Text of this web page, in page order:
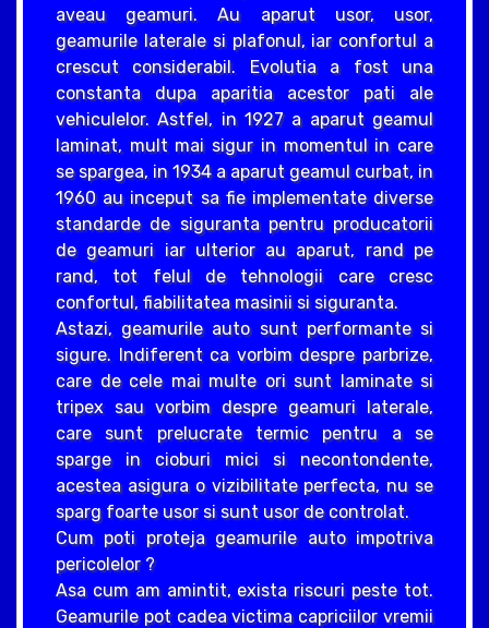
aveau geamuri. Au aparut usor, usor,
geamurile laterale si plafonul, iar confortul a
crescut considerabil. Evolutia a fost una
constanta dupa aparitia acestor pati ale
vehiculelor. Astfel, in 1927 a aparut geamul
laminat, mult mai sigur in momentul in care
se spargea, in 1934 a aparut geamul curbat, in
1960 au inceput sa fie implementate diverse
standarde de siguranta pentru producatorii
de geamuri iar ulterior au aparut, rand pe
rand, tot felul de tehnologii care cresc
confortul, fiabilitatea masinii si siguranta.
Astazi, geamurile auto sunt performante si
sigure. Indiferent ca vorbim despre parbrize,
care de cele mai multe ori sunt laminate si
tripex sau vorbim despre geamuri laterale,
care sunt prelucrate termic pentru a se
sparge in cioburi mici si necontondente,
acestea asigura o vizibilitate perfecta, nu se
sparg foarte usor si sunt usor de controlat.
Cum poti proteja geamurile auto impotriva
pericolelor ?
Asa cum am amintit, exista riscuri peste tot.
Geamurile pot cadea victima capriciilor vremii